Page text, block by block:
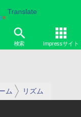
Translate
検索 Impressサイト
ム リズム